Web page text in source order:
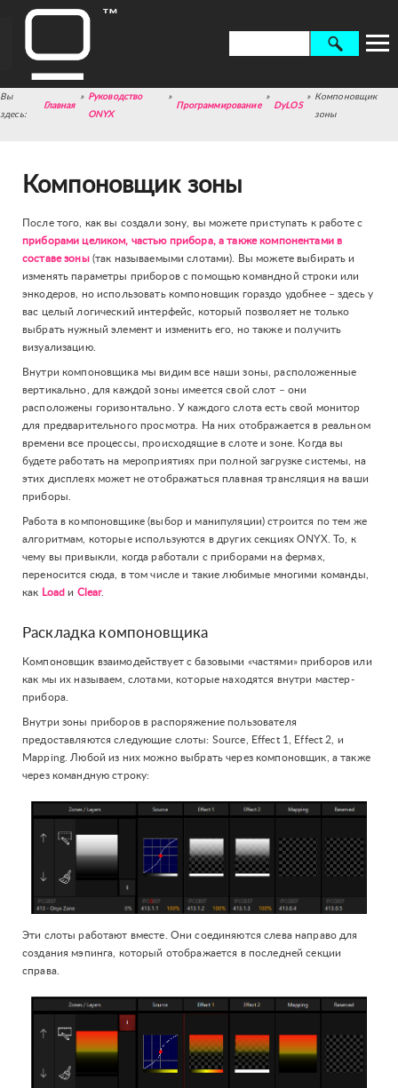
Главная
»
Руководство
ONYX
»
Программирование
»
DyLOS
»
Компоновщик
зоны
Компоновщик зоны
После того, как вы создали зону, вы можете приступать к работе с
приборами целиком, частью прибора, а также компонентами в
составе зоны (так называемыми слотами). Вы можете выбирать и
изменять параметры приборов с помощью командной строки или
энкодеров, но использовать компоновщик гораздо удобнее – здесь у
вас целый логический интерфейс, который позволяет не только
выбрать нужный элемент и изменить его, но также и получить
визуализацию.
Внутри компоновщика мы видим все наши зоны, расположенные
вертикально, для каждой зоны имеется свой слот – они
расположены горизонтально. У каждого слота есть свой монитор
для предварительного просмотра. На них отображается в реальном
времени все процессы, происходящие в слоте и зоне. Когда вы
будете работать на мероприятиях при полной загрузке системы, на
этих дисплеях может не отображаться плавная трансляция на ваши
приборы.
Работа в компоновщике (выбор и манипуляции) строится по тем же
алгоритмам, которые используются в других секциях ONYX. То, к
чему вы привыкли, когда работали с приборами на фермах,
переносится сюда, в том числе и такие любимые многими команды,
как Load и Clear.
Раскладка компоновщика
Компоновщик взаимодействует с базовыми «частями» приборов или
как мы их называем, слотами, которые находятся внутри мастер-
прибора.
Внутри зоны приборов в распоряжение пользователя
предоставляются следующие слоты: Source, Effect 1, Effect 2, и
Mapping. Любой из них можно выбрать через компоновщик, а также
через командную строку:
Эти слоты работают вместе. Они соединяются слева направо для
создания мэпинга, который отображается в последней секции
справа.